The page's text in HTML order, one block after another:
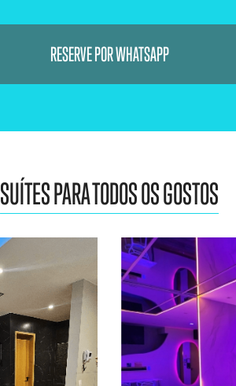
RESERVE POR WHATSAPP
SUÍTES PARA TODOS OS GOSTOS